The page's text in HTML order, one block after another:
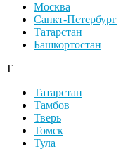
Москва
Санкт-Петербург
Татарстан
Башкортостан
Т
Татарстан
Тамбов
Тверь
Томск
Тула